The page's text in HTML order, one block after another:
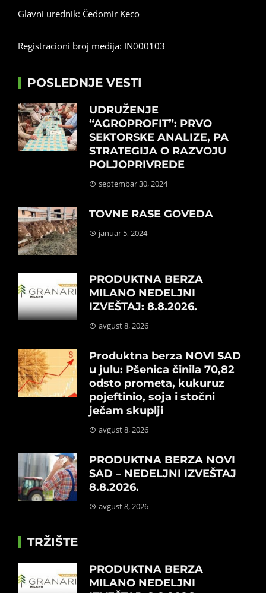
Glavni urednik: Čedomir Keco
Registracioni broj medija: IN000103
POSLEDNJE VESTI
UDRUŽENJE
“AGROPROFIT”: PRVO
SEKTORSKE ANALIZE, PA
STRATEGIJA O RAZVOJU
POLJOPRIVREDE
septembar 30, 2024
TOVNE RASE GOVEDA
januar 5, 2024
PRODUKTNA BERZA
MILANO NEDELJNI
IZVEŠTAJ: 8.8.2026.
avgust 8, 2026
Produktna berza NOVI SAD
u julu: Pšenica činila 70,82
odsto prometa, kukuruz
pojeftinio, soja i stočni
ječam skuplji
avgust 8, 2026
PRODUKTNA BERZA NOVI
SAD – NEDELJNI IZVEŠTAJ
8.8.2026.
avgust 8, 2026
TRŽIŠTE
PRODUKTNA BERZA
MILANO NEDELJNI